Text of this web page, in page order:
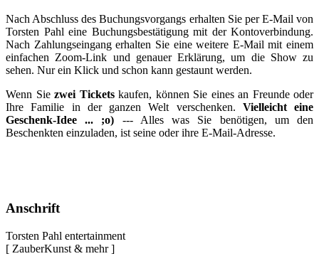
Nach Abschluss des Buchungsvorgangs erhalten Sie per E-Mail von
Torsten Pahl eine Buchungsbestätigung mit der Kontoverbindung.
Nach Zahlungseingang erhalten Sie eine weitere E-Mail mit einem
einfachen Zoom-Link und genauer Erklärung, um die Show zu
sehen. Nur ein Klick und schon kann gestaunt werden.
Wenn Sie zwei Ticketskaufen, können Sie eines an Freunde oder
Ihre Familie in der ganzen Welt verschenken. Vielleicht eine
Geschenk-Idee ... ;o) --- Alles was Sie benötigen, um den
Beschenkten einzuladen, ist seine oder ihre E-Mail-Adresse.
Anschrift
Torsten Pahl entertainment
[ ZauberKunst & mehr ]